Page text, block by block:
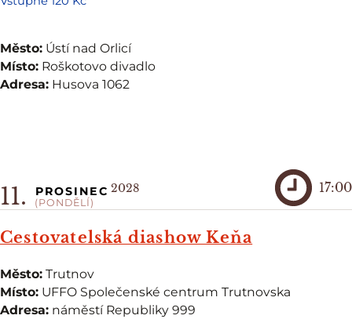
Město: Ústí nad Orlicí
Místo: Roškotovo divadlo
Adresa: Husova 1062
Cestovatelská diashow Keňa
11. PROSINEC
(PONDĚLÍ)
2028 17:00
Město: Trutnov
Místo: UFFO Společenské centrum Trutnovska
Adresa: náměstí Republiky 999